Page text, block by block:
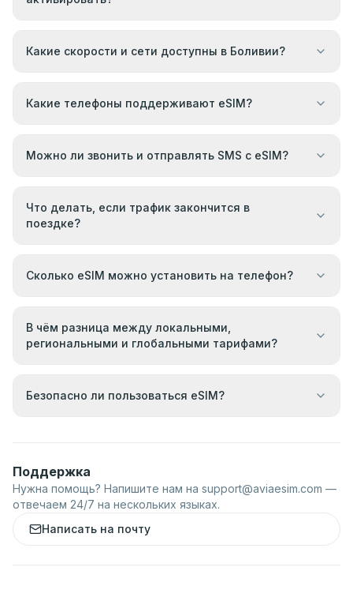
Какие скорости и сети доступны в Боливии?
Какие телефоны поддерживают eSIM?
Можно ли звонить и отправлять SMS с eSIM?
Что делать, если трафик закончится в
поездке?
Сколько eSIM можно установить на телефон?
В чём разница между локальными,
региональными и глобальными тарифами?
Безопасно ли пользоваться eSIM?
Поддержка
Нужна помощь? Напишите нам на support@aviaesim.com —
отвечаем 24/7 на нескольких языках.
Написать на почту